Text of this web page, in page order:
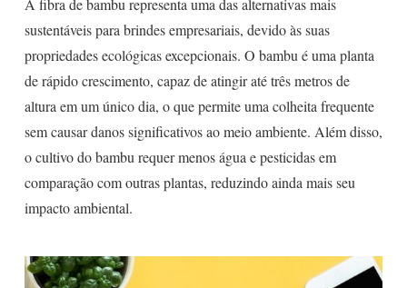
A fibra de bambu representa uma das alternativas mais
sustentáveis para brindes empresariais, devido às suas
propriedades ecológicas excepcionais. O bambu é uma planta
de rápido crescimento, capaz de atingir até três metros de
altura em um único dia, o que permite uma colheita frequente
sem causar danos significativos ao meio ambiente. Além disso,
o cultivo do bambu requer menos água e pesticidas em
comparação com outras plantas, reduzindo ainda mais seu
impacto ambiental.